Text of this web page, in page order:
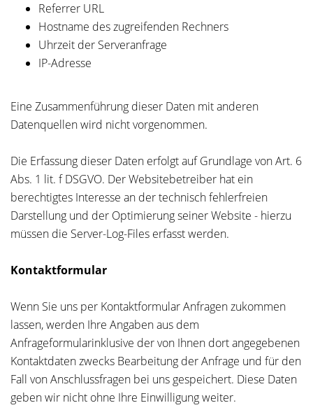
Referrer URL
Hostname des zugreifenden Rechners
Uhrzeit der Serveranfrage
IP-Adresse
Eine Zusammenführung dieser Daten mit anderen
Datenquellen wird nicht vorgenommen.
Die Erfassung dieser Daten erfolgt auf Grundlage von Art. 6
Abs. 1 lit. f DSGVO. Der Websitebetreiber hat ein
berechtigtes Interesse an der technisch fehlerfreien
Darstellung und der Optimierung seiner Website - hierzu
müssen die Server-Log-Files erfasst werden.
Kontaktformular
Wenn Sie uns per Kontaktformular Anfragen zukommen
lassen, werden Ihre Angaben aus dem
Anfrageformularinklusive der von Ihnen dort angegebenen
Kontaktdaten zwecks Bearbeitung der Anfrage und für den
Fall von Anschlussfragen bei uns gespeichert. Diese Daten
geben wir nicht ohne Ihre Einwilligung weiter.